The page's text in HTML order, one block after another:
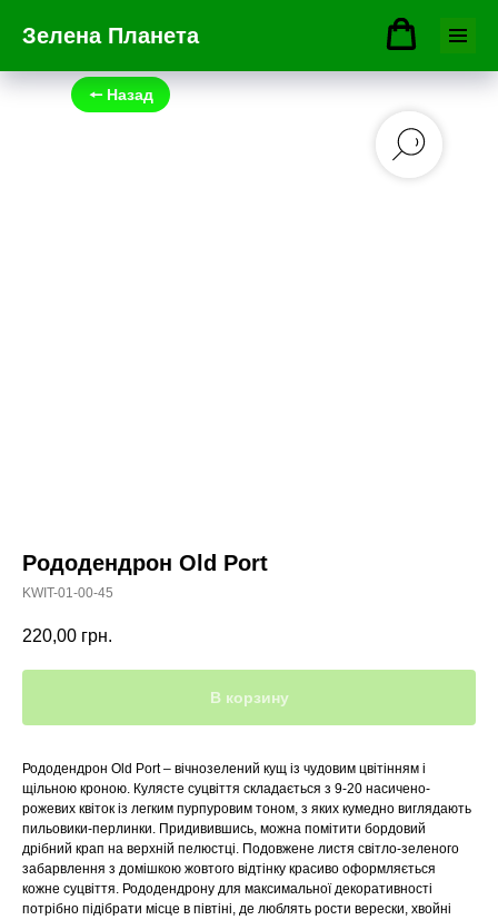
Зелена Планета
🠔 Назад
Рододендрон Old Port
KWIT-01-00-45
220,00 грн.
В корзину
Рододендрон Old Port – вічнозелений кущ із чудовим цвітінням і
щільною кроною. Кулясте суцвіття складається з 9-20 насичено-
рожевих квіток із легким пурпуровим тоном, з яких кумедно виглядають
пильовики-перлинки. Придивившись, можна помітити бордовий
дрібний крап на верхній пелюстці. Подовжене листя світло-зеленого
забарвлення з домішкою жовтого відтінку красиво оформляється
кожне суцвіття. Рододендрону для максимальної декоративності
потрібно підібрати місце в півтіні, де люблять рости верески, хвойні